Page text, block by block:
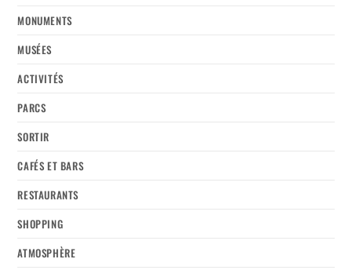
MONUMENTS
MUSÉES
ACTIVITÉS
PARCS
SORTIR
CAFÉS ET BARS
RESTAURANTS
SHOPPING
ATMOSPHÈRE